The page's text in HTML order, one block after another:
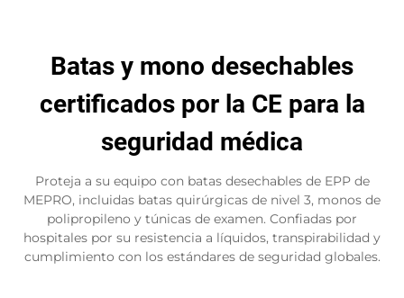
Batas y mono desechables
certificados por la CE para la
seguridad médica
Proteja a su equipo con batas desechables de EPP de
MEPRO, incluidas batas quirúrgicas de nivel 3, monos de
polipropileno y túnicas de examen. Confiadas por
hospitales por su resistencia a líquidos, transpirabilidad y
cumplimiento con los estándares de seguridad globales.